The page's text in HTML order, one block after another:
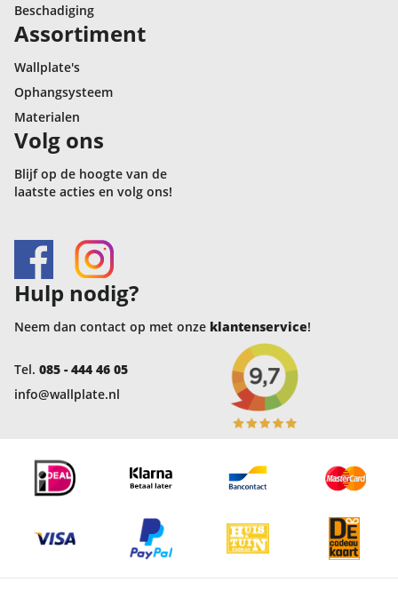
Beschadiging
Assortiment
Wallplate's
Ophangsysteem
Materialen
Volg ons
Blijf op de hoogte van de
laatste acties en volg ons!
Hulp nodig?
Neem dan contact op met onze klantenservice!
Tel. 085 - 444 46 05
info@wallplate.nl